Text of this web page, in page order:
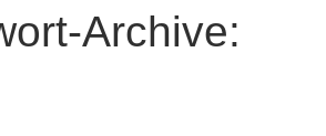
Archive: